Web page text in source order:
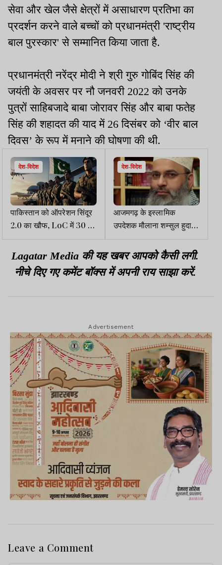
सेवा और खेल जैसे क्षेत्रों में असाधारण प्रतिभा का
प्रदर्शन करने वाले बच्चों को प्रधानमंत्री 'राष्ट्रीय
बाल पुरस्कार' से सम्मानित किया जाता है.
प्रधानमंत्री नरेंद्र मोदी ने श्री गुरु गोबिंद सिंह की
जयंती के अवसर पर नौ जनवरी 2022 को उनके
पुत्रों साहिबजादे बाबा जोरावर सिंह और बाबा फतेह
सिंह की शहादत की याद में 26 दिसंबर को ‘वीर बाल
दिवस’ के रूप में मनाने की घोषणा की थी.
देश-विदेश
पाकिस्तान को ऑपरेशन सिंदूर
2.0 का खौफ, LoC में 30 से
अधिक विशेष एंटी-ड्रोन यूनिट
तैनात की
देश-विदेश
आजमगढ़ के इस्लामिक
उपदेशक मौलाना शम्सुल हुदा
खान पर ED का शिकंजा, मनी
लॉन्ड्रिंग का मामला दर्ज
Lagatar Media की यह खबर आपको कैसी लगी.
नीचे दिए गए कमेंट बॉक्स में अपनी राय साझा करें.
Advertisement
Leave a Comment